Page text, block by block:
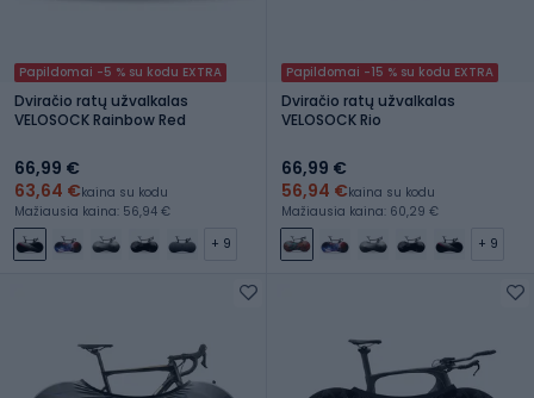
Papildomai -5 % su kodu EXTRA
Dviračio ratų užvalkalas
VELOSOCK Rainbow Red
66,99 €
63,64 €kaina su kodu
Mažiausia kaina: 56,94 €
+ 9
Papildomai -15 % su kodu EXTRA
Dviračio ratų užvalkalas
VELOSOCK Rio
66,99 €
56,94 €kaina su kodu
Mažiausia kaina: 60,29 €
+ 9